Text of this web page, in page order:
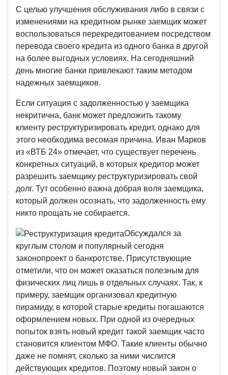
С целью улучшения обслуживания либо в связи с
изменениями на кредитном рынке заемщик может
воспользоваться перекредитованием посредством
перевода своего кредита из одного банка в другой
на более выгодных условиях. На сегодняшний
день многие банки привлекают таким методом
надежных заемщиков.
Если ситуация с задолженностью у заемщика
некритична, банк может предложить такому
клиенту реструктуризировать кредит, однако для
этого необходима весомая причина. Иван Марков
из «ВТБ 24» отмечает, что существует перечень
конкретных ситуаций, в которых кредитор может
разрешить заемщику реструктуризировать свой
долг. Тут особенно важна добрая воля заемщика,
который должен осознать, что задолженность ему
никто прощать не собирается.
Обсуждался за
круглым столом и популярный сегодня
законопроект о банкротстве. Присутствующие
отметили, что он может оказаться полезным для
физических лиц лишь в отдельных случаях. Так, к
примеру, заемщик организовал кредитную
пирамиду, в которой старые кредиты погашаются
оформлением новых. При одной из очередных
попыток взять новый кредит такой заемщик часто
становится клиентом МФО. Такие клиенты обычно
даже не помнят, сколько за ними числится
действующих кредитов. Поэтому новый закон о